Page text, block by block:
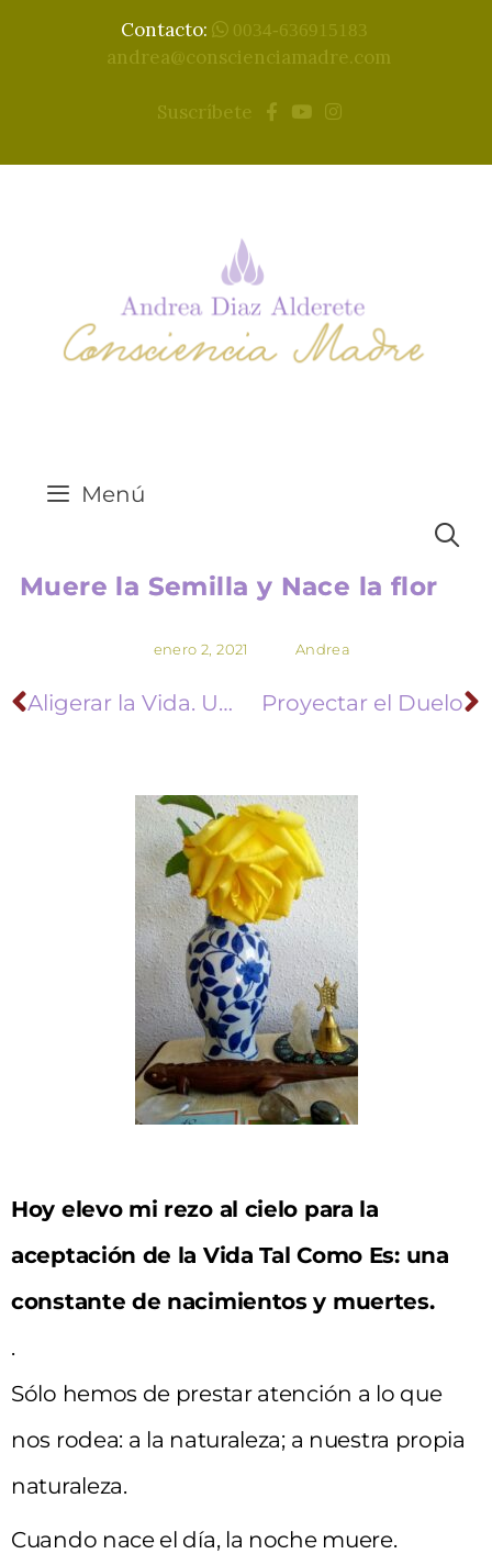
Contacto: 0034-636915183
andrea@conscienciamadre.com
Suscríbete
Menú
Muere la Semilla y Nace la flor
enero 2, 2021 Andrea
Aligerar la Vida. Una mirada desde Vulnerables. ¡Con REGALO! Proyectar el Duelo
Hoy elevo mi rezo al cielo para la
aceptación de la Vida Tal Como Es: una
constante de nacimientos y muertes.
.
Sólo hemos de prestar atención a lo que
nos rodea: a la naturaleza; a nuestra propia
naturaleza.
Cuando nace el día, la noche muere.